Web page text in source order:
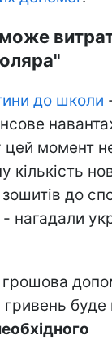
до школи
момент
кількість
до
- нагадали
гривень